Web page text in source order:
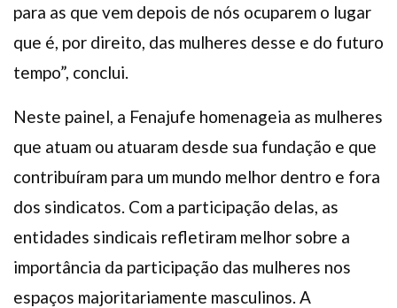
para as que vem depois de nós ocuparem o lugar
que é, por direito, das mulheres desse e do futuro
tempo”, conclui.
Neste painel, a Fenajufe homenageia as mulheres
que atuam ou atuaram desde sua fundação e que
contribuíram para um mundo melhor dentro e fora
dos sindicatos. Com a participação delas, as
entidades sindicais refletiram melhor sobre a
importância da participação das mulheres nos
espaços majoritariamente masculinos. A